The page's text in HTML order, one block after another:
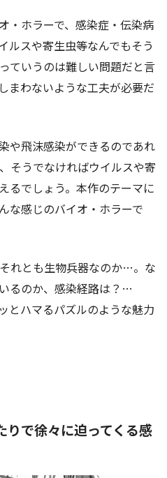
・ホラーで、感染症・伝染病
ルスや寄生虫等なんでもそう
ていうのは難しい問題だと言
まわないような工夫が必要だ
や飛沫感染ができるのであれ
そうでなければウイルスや寄
るでしょう。本作のテーマに
な感じのバイオ・ホラーで
れとも生物兵器なのか…。な
るのか、感染経路は？…
とハマるパズルのような魅力
りで徐々に迫ってくる感